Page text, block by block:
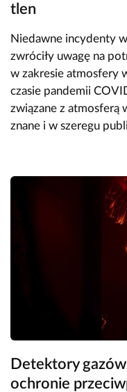
tlen
Niedawne incydenty
zwróciły uwagę na
w zakresie atmosfery
czasie pandemii
związane z atmosferą
znane i w szeregu
Detektory
ochronie